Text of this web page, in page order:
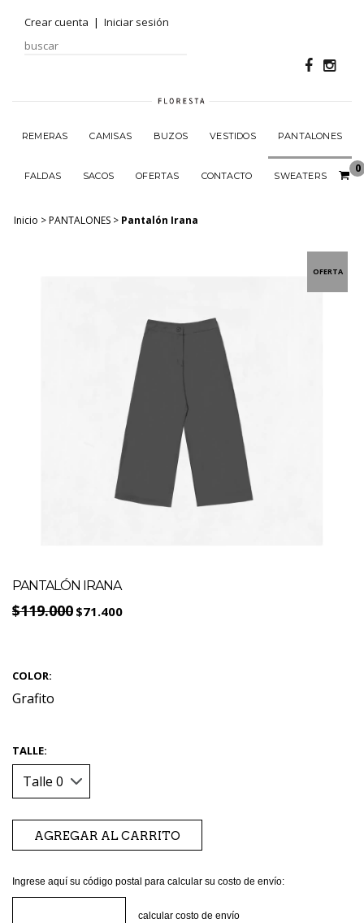
Crear cuenta | Iniciar sesión
REMERAS CAMISAS BUZOS VESTIDOS PANTALONES
FALDAS SACOS OFERTAS CONTACTO SWEATERS
0
Inicio >PANTALONES > Pantalón Irana
OFERTA
PANTALÓN IRANA
$119.000 $71.400
COLOR:
Grafito
TALLE:
Ingrese aquí su código postal para calcular su costo de envío:
calcular costo de envío